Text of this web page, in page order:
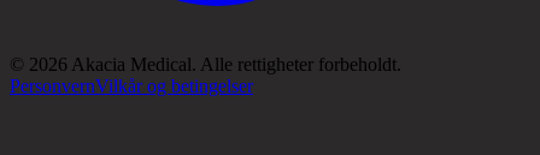
© 2026 Akacia Medical. Alle rettigheter forbeholdt.
PersonvernVilkår og betingelser